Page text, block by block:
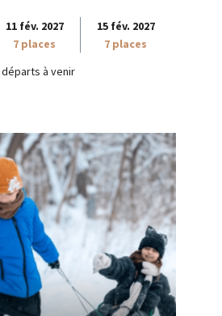
11 fév. 2027
7 places
15 fév. 2027
7 places
départs à venir